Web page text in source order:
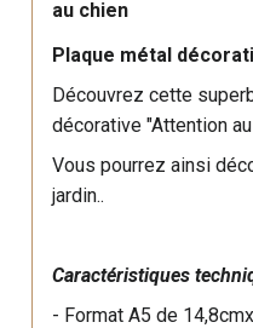
au chien
Plaque métal
Découvrez cette
décorative "Attention
Vous pourrez ainsi
jardin..
Caractéristiques
- Format A5 de